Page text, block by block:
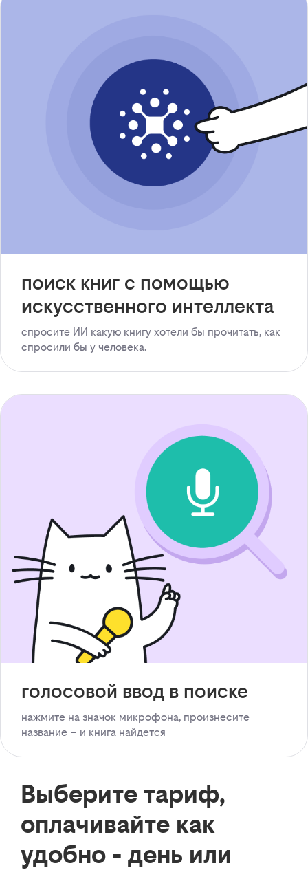
поиск книг с помощью
искусственного интеллекта
спросите ИИ какую книгу хотели бы прочитать, как
спросили бы у человека.
голосовой ввод в поиске
нажмите на значок микрофона, произнесите
название – и книга найдется
Выберите тариф,
оплачивайте как
удобно - день или